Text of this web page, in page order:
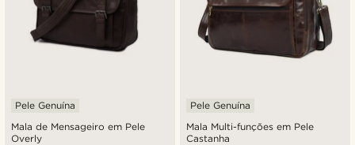
Mala de Mensageiro em Pele
Overly
Pele Genuína
Mala Multi-funções em Pele
Castanha
Pele Genuína